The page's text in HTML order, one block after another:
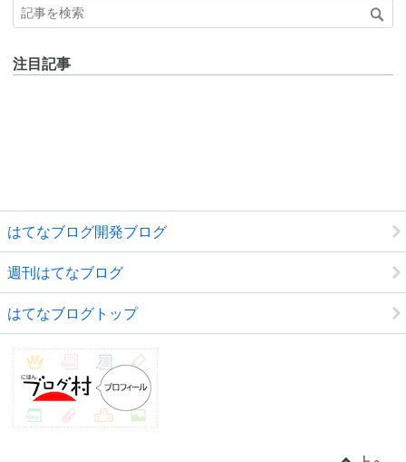
注目記事
はてなブログ開発ブログ
週刊はてなブログ
はてなブログトップ